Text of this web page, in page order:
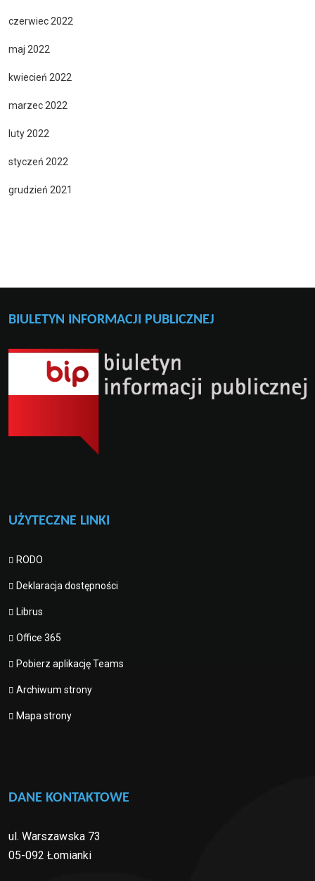
czerwiec 2022
maj 2022
kwiecień 2022
marzec 2022
luty 2022
styczeń 2022
grudzień 2021
BIULETYN INFORMACJI PUBLICZNEJ
UŻYTECZNE LINKI
RODO
Deklaracja dostępności
Librus
Office 365
Pobierz aplikację Teams
Archiwum strony
Mapa strony
DANE KONTAKTOWE
ul. Warszawska 73
05-092 Łomianki